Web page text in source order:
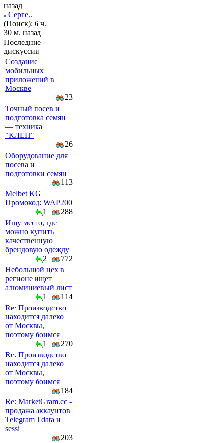
назад
Серге..
(Поиск): 6 ч.
30 м. назад
Последние
дискуссии
Создание
мобильных
приложений в
Москве
23
Точный посев и
подготовка семян
— техника
"КЛЕН"
26
Оборудование для
посева и
подготовки семян
113
Melbet KG
Промокод: WAP200
1
288
Ищу место, где
можно купить
качественную
брендовую одежду
2
772
Небольшой цех в
регионе ищет
алюминиевый лист
1
114
Re: Производство
находится далеко
от Москвы,
поэтому боимся
1
270
Re: Производство
находится далеко
от Москвы,
поэтому боимся
184
Re: MarketGram.cc -
продажа аккаунтов
Telegram Tdata и
sessi
203